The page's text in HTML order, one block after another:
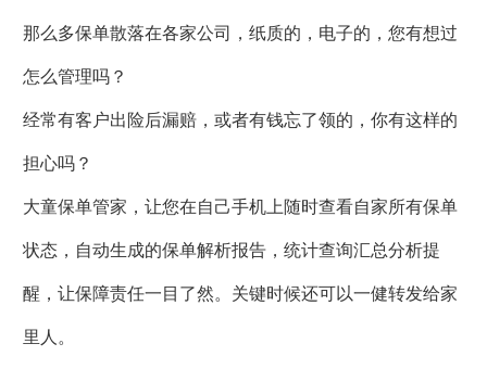
那么多保单散落在各家公司，纸质的，电子的，您有想过
怎么管理吗？
经常有客户出险后漏赔，或者有钱忘了领的，你有这样的
担心吗？
大童保单管家，让您在自己手机上随时查看自家所有保单
状态，自动生成的保单解析报告，统计查询汇总分析提
醒，让保障责任一目了然。关键时候还可以一健转发给家
里人。